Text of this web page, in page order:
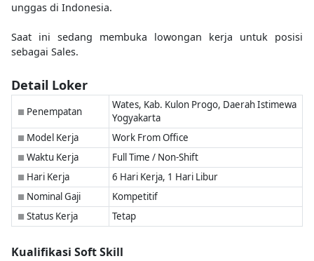
unggas di Indonesia.
Saat ini sedang membuka lowongan kerja untuk posisi
sebagai Sales.
Detail Loker
■ Penempatan
Wates, Kab. Kulon Progo, Daerah Istimewa
Yogyakarta
■ Model Kerja Work From Office
■ Waktu Kerja Full Time / Non-Shift
■ Hari Kerja 6 Hari Kerja, 1 Hari Libur
■ Nominal Gaji Kompetitif
■ Status Kerja Tetap
Kualifikasi Soft Skill